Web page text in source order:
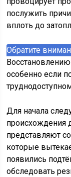
послужить
вплоть до
Обратите
особенно если
Для начала
происхождения
представляют
которые
появились
обследовать